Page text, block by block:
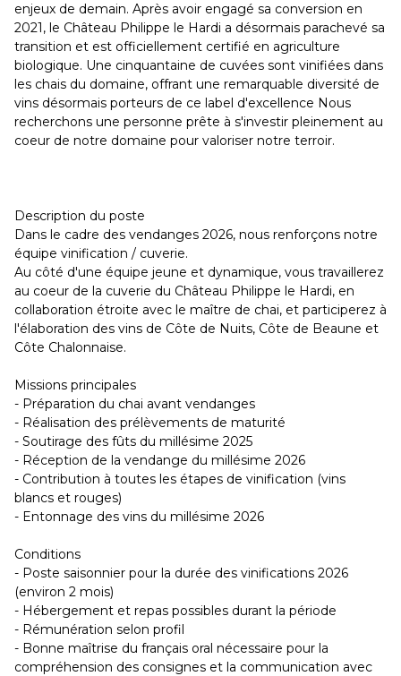
enjeux de demain. Après avoir engagé sa conversion en
2021, le Château Philippe le Hardi a désormais parachevé sa
transition et est officiellement certifié en agriculture
biologique. Une cinquantaine de cuvées sont vinifiées dans
les chais du domaine, offrant une remarquable diversité de
vins désormais porteurs de ce label d'excellence Nous
recherchons une personne prête à s'investir pleinement au
coeur de notre domaine pour valoriser notre terroir.
Description du poste
Dans le cadre des vendanges 2026, nous renforçons notre
équipe vinification / cuverie.
Au côté d'une équipe jeune et dynamique, vous travaillerez
au coeur de la cuverie du Château Philippe le Hardi, en
collaboration étroite avec le maître de chai, et participerez à
l'élaboration des vins de Côte de Nuits, Côte de Beaune et
Côte Chalonnaise.
Missions principales
- Préparation du chai avant vendanges
- Réalisation des prélèvements de maturité
- Soutirage des fûts du millésime 2025
- Réception de la vendange du millésime 2026
- Contribution à toutes les étapes de vinification (vins
blancs et rouges)
- Entonnage des vins du millésime 2026
Conditions
- Poste saisonnier pour la durée des vinifications 2026
(environ 2 mois)
- Hébergement et repas possibles durant la période
- Rémunération selon profil
- Bonne maîtrise du français oral nécessaire pour la
compréhension des consignes et la communication avec